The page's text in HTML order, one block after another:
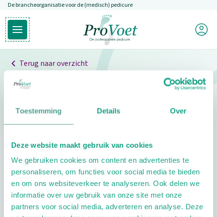
Toestemming Details Over
Deze website maakt gebruik van cookies
We gebruiken cookies om content en advertenties te
personaliseren, om functies voor social media te bieden
en om ons websiteverkeer te analyseren. Ook delen we
informatie over uw gebruik van onze site met onze
partners voor social media, adverteren en analyse. Deze
Overslaan en naar de inhoud gaan
De brancheorganisatie voor de (medisch) pedicure
Open hoofdmenu
Ga naar de homepagina
Mijn
Terug naar overzicht
Professionals
Pedicure niet gevonden
pedicure.